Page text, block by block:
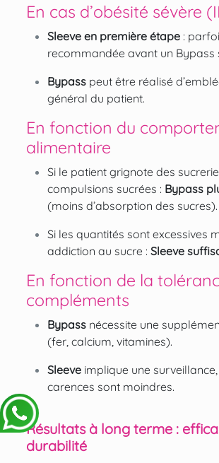
En cas d’obésité sévère
Sleeve en première étape:
recommandée avant un Bypass
Bypasspeut être réalisé
général du patient.
En fonction du
alimentaire
Si le patient grignote des
compulsions sucrées : Bypass
(moins d’absorption des sucres).
Si les quantités sont excessives
addiction au sucre : Sleeve
En fonction de la
compléments
Bypassnécessite une
(fer, calcium, vitamines).
Sleeveimplique une
carences sont moindres.
Résultats à long terme :
durabilité